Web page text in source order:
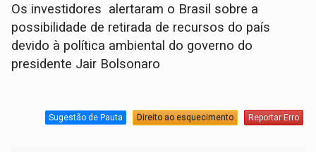
Os investidores alertaram o Brasil sobre a
possibilidade de retirada de recursos do país
devido à política ambiental do governo do
presidente Jair Bolsonaro
Sugestão de Pauta Direito ao esquecimento Reportar Erro